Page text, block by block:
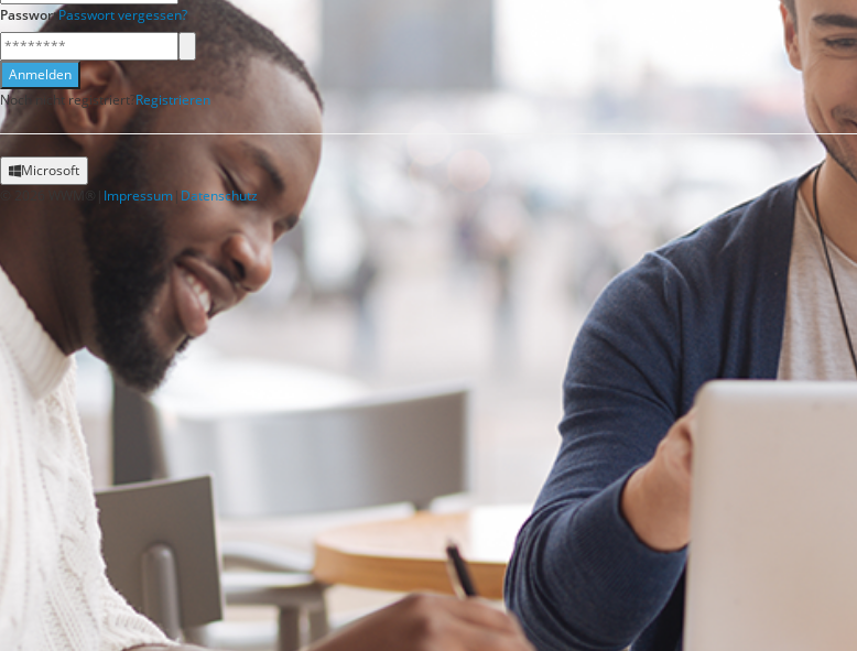
PasswortPasswort vergessen?
Anmelden
Noch nicht registriert?Registrieren
Microsoft
WWM® Impressum| Datenschutz